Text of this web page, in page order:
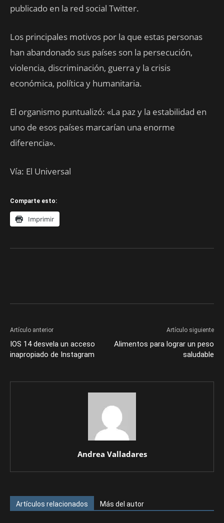
publicado en la red social Twitter.
Los principales motivos por la que estas personas
han abandonado sus países son la persecución,
violencia, discriminación, guerra y la crisis
económica, política y humanitaria.
El organismo puntualizó: «La paz y la estabilidad en
uno de esos países marcarían una enorme
diferencia».
Vía: El Universal
Comparte esto:
Imprimir
Artículo anterior
IOS 14 desvela un acceso
inapropiado de Instagram
Artículo siguiente
Alimentos para lograr un peso
saludable
Andrea Valladares
Artículos relacionados Más del autor